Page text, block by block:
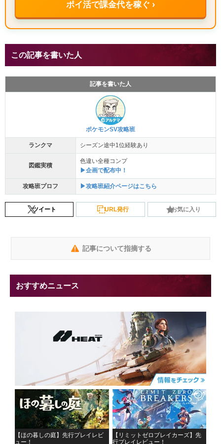
ポイ活で課金代を稼ぐ ›
この記事を書いた人
記事を書いた人
ポケモンSV攻略班
ランクマ シーズン途中1位経験あり
図鑑実積
色違い全種コンプ
▶企画で配布中！
攻略班プロフ ▶攻略班紹介ページはこちら
ツイート URL発行 お気に入り
記事について指摘する
おすすめニュース
【ほの暮しの庭】先行プレイレビ
ュー！
【リミットゼロブレイカーズ】先
行プレイレビュー！